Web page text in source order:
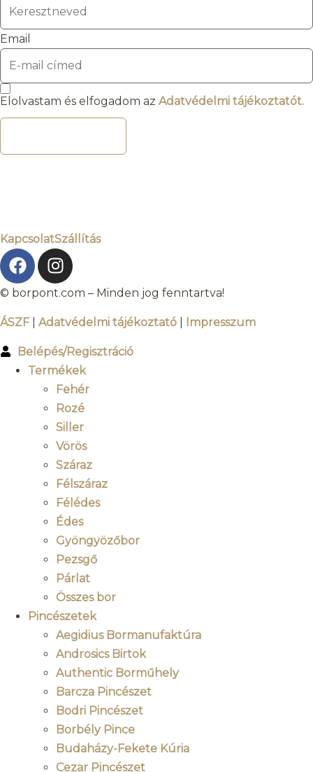
Email
Elolvastam és elfogadom az Adatvédelmi tájékoztatót.
KapcsolatSzállítás
© borpont.com – Minden jog fenntartva!
ÁSZF| Adatvédelmi tájékoztató Impresszum
Belépés/Regisztráció
Termékek
Fehér
Rozé
Siller
Vörös
Száraz
Félszáraz
Félédes
Édes
Gyöngyözőbor
Pezsgő
Párlat
Összes bor
Pincészetek
Aegidius Bormanufaktúra
Androsics Birtok
Authentic Borműhely
Barcza Pincészet
Bodri Pincészet
Borbély Pince
Budaházy-Fekete Kúria
Cezar Pincészet